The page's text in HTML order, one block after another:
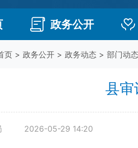
政务公开
页 > 政务公开 > 政务动态 > 部门动态
县审
2026-05-29 14:20